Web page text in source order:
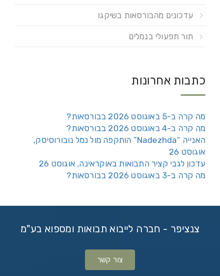
עדכונים מהבורסאות בשיקגו
תור תפעולי בנמלים
כתבות אחרונות
מה קרה ב-5 באוגוסט 2026 בבורסאות?
מה קרה ב-4 באוגוסט 2026 בבורסאות?
האנייה “Nadezhda” הותקפה מול נמל נובורוסיסק,
אוגוסט 26
עדכון לגבי קציר התבואות באוקראינה, אוגוסט 26
מה קרה ב-3 באוגוסט 2026 בבורסאות?
צנציפר - חברה לייבוא תבואות ומספוא בע"מ
צור קשר